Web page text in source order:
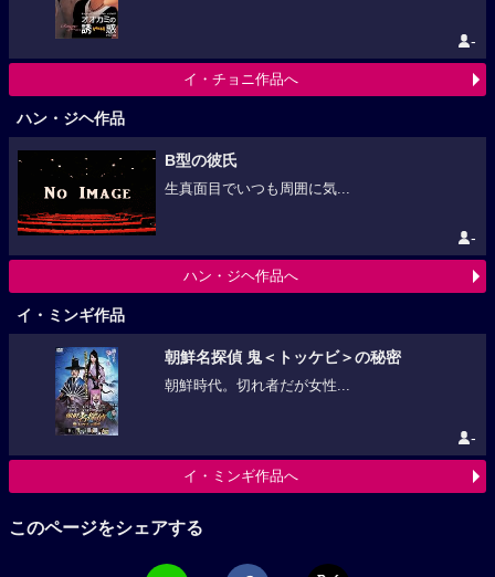
-
イ・チョニ作品へ
ハン・ジヘ作品
B型の彼氏
生真面目でいつも周囲に気...
-
ハン・ジヘ作品へ
イ・ミンギ作品
朝鮮名探偵 鬼＜トッケビ＞の秘密
朝鮮時代。切れ者だが女性...
-
イ・ミンギ作品へ
このページをシェアする